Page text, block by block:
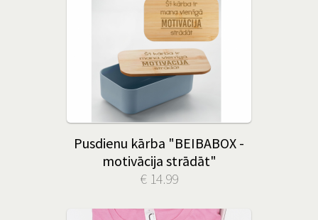
Pusdienu kārba "BEIBABOX -
motivācija strādāt"
€ 14.99